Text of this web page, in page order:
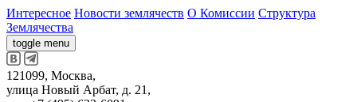
Интересное Новости землячеств О Комиссии Структура
Землячества
toggle menu
121099, Москва,
улица Новый Арбат, д. 21,